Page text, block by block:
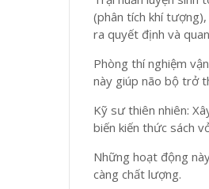
(phân tích khí
ra quyết định và
Phòng thí nghiệm
này giúp não bộ trở
Kỹ sư thiên nhiên:
biến kiến thức sách
Những hoạt động
càng chất lượng.